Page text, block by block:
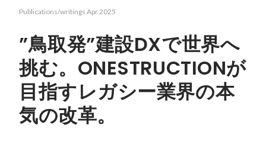
Publications/writings Apr 2025
”鳥取発”建設DXで世界へ
挑む。ONESTRUCTIONが
目指すレガシー業界の本
気の改革。